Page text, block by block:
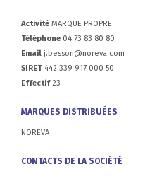
Activité MARQUE PROPRE
Téléphone 04 73 83 80 80
Email j.besson@noreva.com
SIRET 442 339 917 000 50
Effectif23
MARQUES DISTRIBUÉES
NOREVA
CONTACTS DE LA SOCIÉTÉ